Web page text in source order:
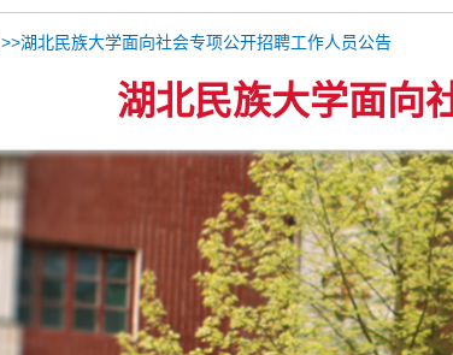
>>湖北民族大学面向社会专项公开招聘工作人员公告
湖北民族大学面向